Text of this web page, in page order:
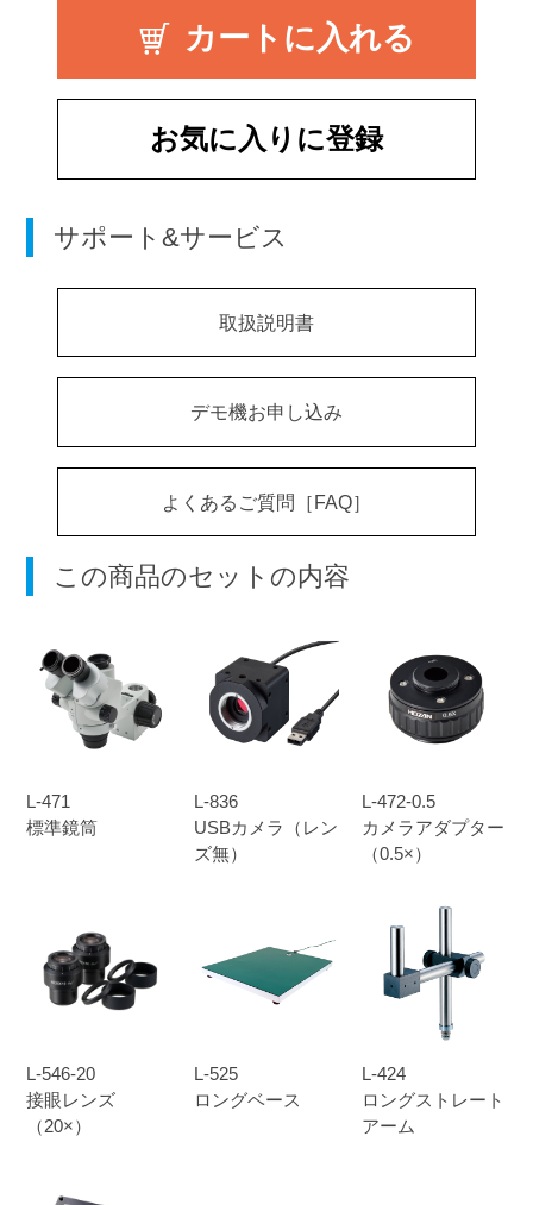
お気に入りに登録
サポート&サービス
取扱説明書
デモ機お申し込み
よくあるご質問［FAQ］
この商品のセットの内容
L-471
標準鏡筒
L-836
USBカメラ（レン
ズ無）
L-472-0.5
カメラアダプター
（0.5×）
L-546-20
接眼レンズ
（20×）
L-525
ロングベース
L-424
ロングストレート
アーム